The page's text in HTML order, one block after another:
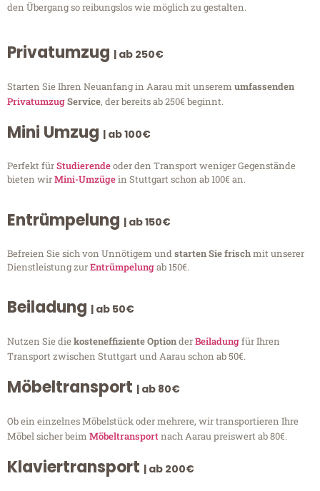
den Übergang so reibungslos wie möglich zu gestalten.
Privatumzug | ab 250€
Starten Sie Ihren Neuanfang in Aarau mit unserem umfassenden
PrivatumzugService, der bereits ab 250€ beginnt.
Mini Umzug | ab 100€
Perfekt fürStudierendeoder den Transport weniger Gegenstände
bieten wirMini-Umzügein Stuttgart schon ab 100€ an.
Entrümpelung | ab 150€
Befreien Sie sich von Unnötigem undstarten Sie frischmit unserer
Dienstleistung zurEntrümpelungab 150€.
Beiladung | ab 50€
Nutzen Sie diekosteneffiziente OptionderBeiladungfür Ihren
Transport zwischen Stuttgart und Aarau schon ab 50€.
Möbeltransport | ab 80€
Ob ein einzelnes Möbelstück oder mehrere, wir transportieren Ihre
Möbel sicher beim Möbeltransportnach Aarau preiswert ab 80€.
Klaviertransport | ab 200€